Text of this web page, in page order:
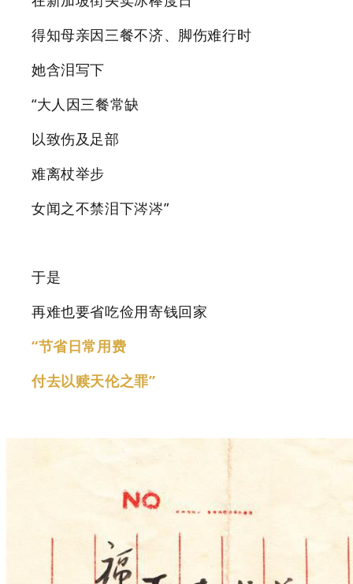
得知母亲因三餐不济、脚伤难行时
她含泪写下
“大人因三餐常缺
以致伤及足部
难离杖举步
女闻之不禁泪下涔涔”
于是
再难也要省吃俭用寄钱回家
“节省日常用费
付去以赎天伦之罪”